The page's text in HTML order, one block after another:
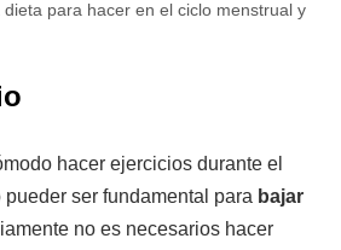
para hacer en el ciclo menstrual y
hacer ejercicios durante el
pueder ser fundamental para bajar
no es necesarios hacer